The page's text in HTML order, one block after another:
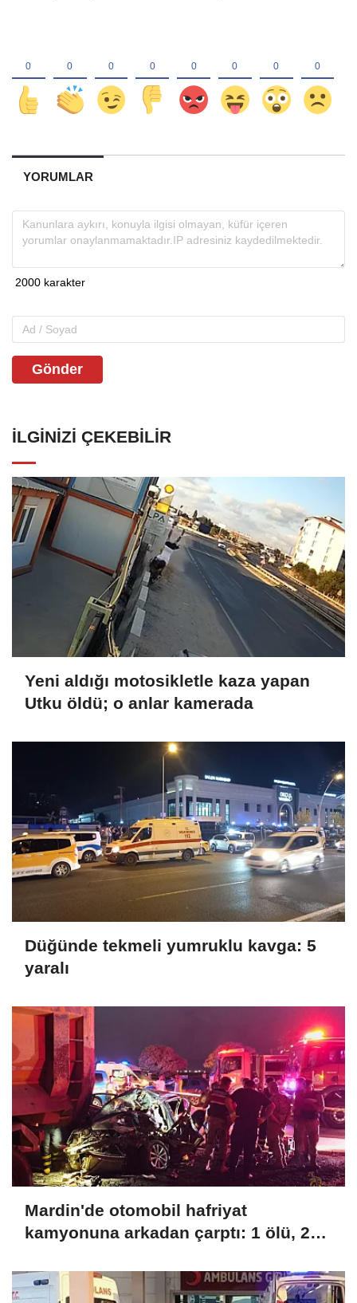
YORUMLAR
Gönder
İLGINIZI ÇEKEBILIR
Yeni aldığı motosikletle kaza yapan
Utku öldü; o anlar kamerada
Düğünde tekmeli yumruklu kavga: 5
yaralı
Mardin'de otomobil hafriyat
kamyonuna arkadan çarptı: 1 ölü, 2